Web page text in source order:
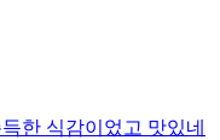
한 식감이었고 맛있네